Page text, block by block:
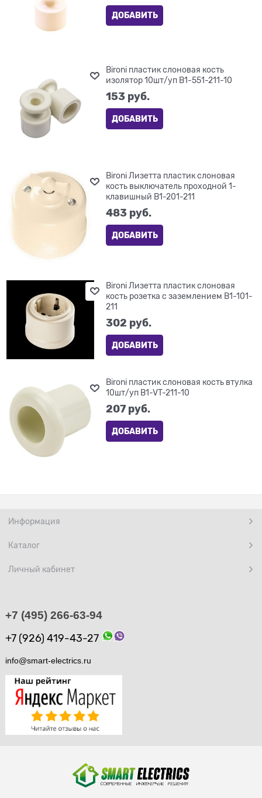
ДОБАВИТЬ
Bironi пластик слоновая кость
изолятор 10шт/уп B1-551-211-10
153 руб.
ДОБАВИТЬ
Bironi Лизетта пластик слоновая
кость выключатель проходной 1-
клавишный B1-201-211
483 руб.
ДОБАВИТЬ
Bironi Лизетта пластик слоновая
кость розетка с заземлением B1-101-
211
302 руб.
ДОБАВИТЬ
Bironi пластик слоновая кость втулка
10шт/уп B1-VT-211-10
207 руб.
ДОБАВИТЬ
Информация
Каталог
Личный кабинет
+7 (495) 266-63-94
+7 (926) 419-43-27
info@smart-electrics.ru